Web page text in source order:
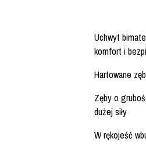
Uchwyt
komfort i
Hartowane
Zęby o
dużej siły
W rękojeść